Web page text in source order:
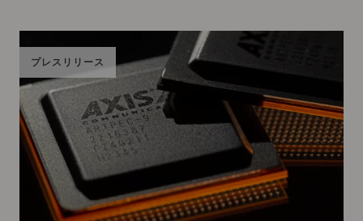
プレスリリース